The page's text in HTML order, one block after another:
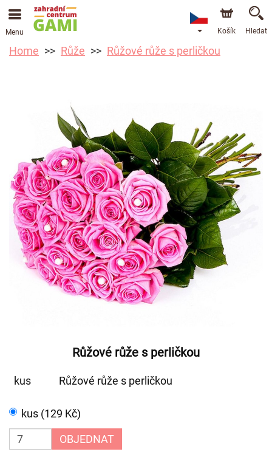
Menu Košík Hledat
Home Růže Růžové růže s perličkou
Růžové růže s perličkou
kus Růžové růže s perličkou
kus (129 Kč)
OBJEDNAT